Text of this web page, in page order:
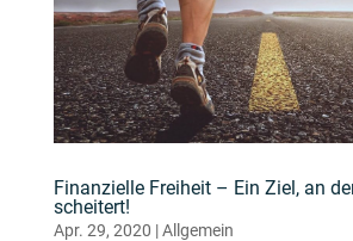
Finanzielle Freiheit – Ein Ziel, an
scheitert!
Apr. 29, 2020 |Allgemein